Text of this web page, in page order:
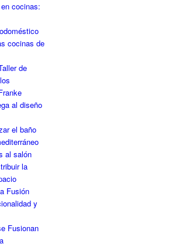
cocinas:
cocinas de
de
al diseño
el baño
al salón
la
Fusión
y
Fusionan